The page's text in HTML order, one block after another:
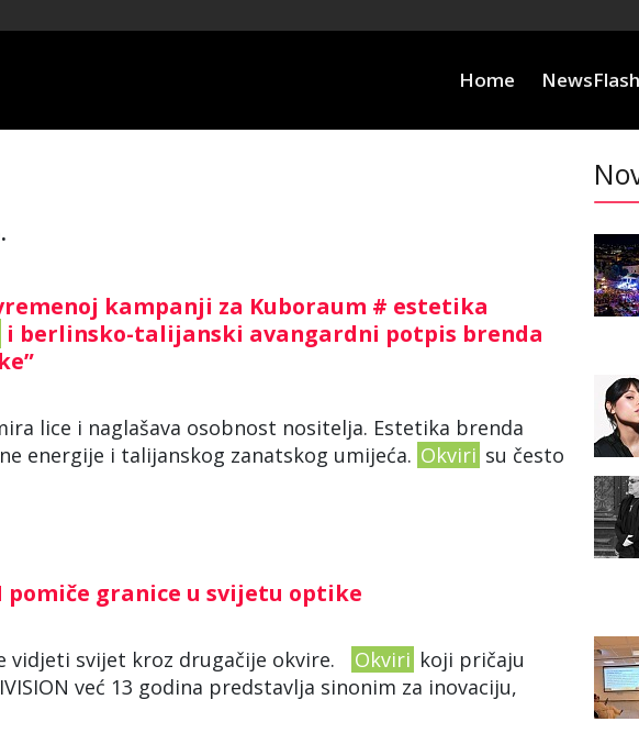
Home NewsFlash
kampanji za Kuboraum # estetika
i berlinsko-talijanski avangardni potpis brenda
lice i naglašava osobnost nositelja. Estetika brenda
energije i talijanskog zanatskog umijeća. Okviri su često
pomiče granice u svijetu optike
vidjeti svijet kroz drugačije okvire. Okviri koji pričaju
već 13 godina predstavlja sinonim za inovaciju,